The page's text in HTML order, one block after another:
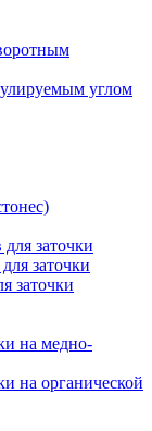
углом
заточки
заточки
заточки
на медно-
на органической